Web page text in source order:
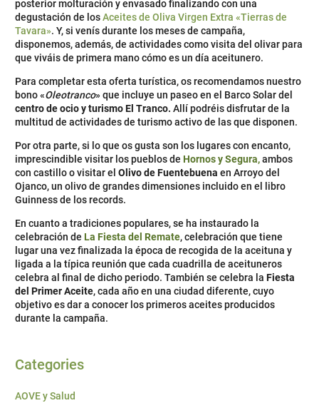
posterior molturación y envasado finalizando con una
degustación de losAceites de Oliva Virgen Extra «Tierras de
Tavara». Y, si venís durante los meses de campaña,
disponemos, además, de actividades como visita del olivar para
que viváis de primera mano cómo es un día aceitunero.
Para completar esta oferta turística, os recomendamos nuestro
bono «Oleotranco» que incluye un paseo en el Barco Solar del
centro de ocio y turismo El Tranco. Allí podréis disfrutar de la
multitud de actividades de turismo activo de las que disponen.
Por otra parte, si lo que os gusta son los lugares con encanto,
imprescindible visitar los pueblos de Hornos y Segura,ambos
con castillo o visitar el Olivo de Fuentebuena en Arroyo del
Ojanco, un olivo de grandes dimensiones incluido en el libro
Guinness de los records.
En cuanto a tradiciones populares, se ha instaurado la
celebración de La Fiesta del Remate, celebración que tiene
lugar una vez finalizada la época de recogida de la aceituna y
ligada a la típica reunión que cada cuadrilla de aceituneros
celebra al final de dicho periodo. También se celebra la Fiesta
del Primer Aceite, cada año en una ciudad diferente, cuyo
objetivo es dar a conocer los primeros aceites producidos
durante la campaña.
Categories
AOVE y Salud